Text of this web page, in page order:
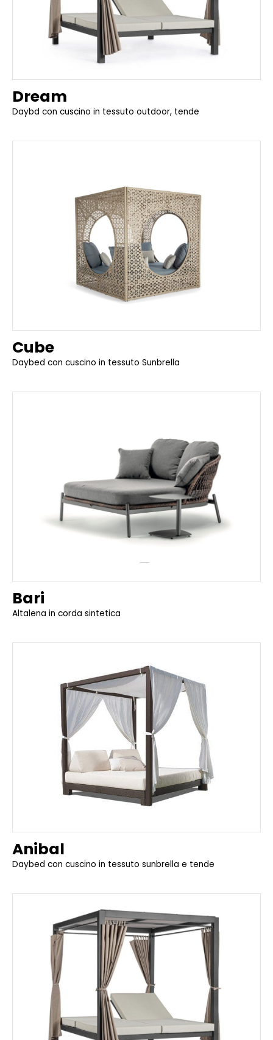
Dream
Daybd con cuscino in tessuto outdoor, tende
Cube
Daybed con cuscino in tessuto Sunbrella
Bari
Altalena in corda sintetica
Anibal
Daybed con cuscino in tessuto sunbrella e tende